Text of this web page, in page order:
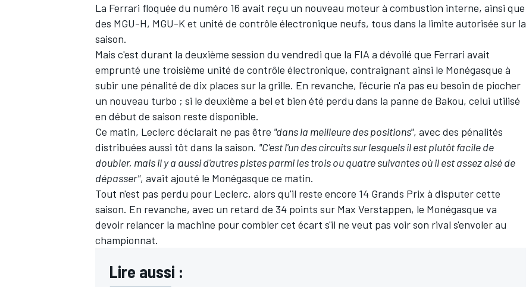
La Ferrari floquée du numéro 16 avait reçu un nouveau moteur à combustion interne, ainsi que
des MGU-H, MGU-K et unité de contrôle électronique neufs, tous dans la limite autorisée sur la
saison.
Mais c'est durant la deuxième session du vendredi que la FIA a dévoilé que Ferrari avait
emprunté une troisième unité de contrôle électronique, contraignant ainsi le Monégasque à
subir une pénalité de dix places sur la grille. En revanche, l'écurie n'a pas eu besoin de piocher
un nouveau turbo ; si le deuxième a bel et bien été perdu dans la panne de Bakou, celui utilisé
en début de saison reste disponible.
Ce matin, Leclerc déclarait ne pas être "dans la meilleure des positions", avec des pénalités
distribuées aussi tôt dans la saison. "C'est l'un des circuits sur lesquels il est plutôt facile de
doubler, mais il y a aussi d'autres pistes parmi les trois ou quatre suivantes où il est assez aisé de
dépasser", avait ajouté le Monégasque ce matin.
Tout n'est pas perdu pour Leclerc, alors qu'il reste encore 14 Grands Prix à disputer cette
saison. En revanche, avec un retard de 34 points sur Max Verstappen, le Monégasque va
devoir relancer la machine pour combler cet écart s'il ne veut pas voir son rival s'envoler au
championnat.
Lire aussi :